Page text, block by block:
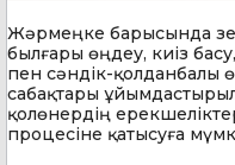
Жәрмеңке барысында
былғары өңдеу, киіз
пен сәндік-
сабақтары
қолөнердің
процесіне қатысуға